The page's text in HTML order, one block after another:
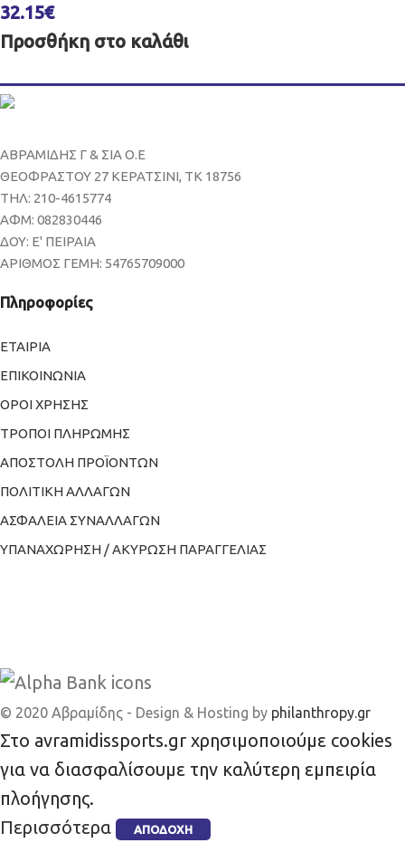
32.15€
Προσθήκη στο καλάθι
ΑΒΡΑΜΙΔΗΣ Γ & ΣΙΑ Ο.Ε
ΘΕΟΦΡΑΣΤΟΥ 27 ΚΕΡΑΤΣΙΝΙ, ΤΚ 18756
ΤΗΛ: 210-4615774
ΑΦΜ: 082830446
ΔΟΥ: Ε' ΠΕΙΡΑΙΑ
ΑΡΙΘΜΟΣ ΓΕΜΗ: 54765709000
Πληροφορίες
ΕΤΑΙΡΙΑ
ΕΠΙΚΟΙΝΩΝΙΑ
ΟΡΟΙ ΧΡΗΣΗΣ
ΤΡΟΠΟΙ ΠΛΗΡΩΜΗΣ
ΑΠΟΣΤΟΛΗ ΠΡΟΪΟΝΤΩΝ
ΠΟΛΙΤΙΚΗ ΑΛΛΑΓΩΝ
ΑΣΦΑΛΕΙΑ ΣΥΝΑΛΛΑΓΩΝ
ΥΠΑΝΑΧΩΡΗΣΗ / ΑΚΥΡΩΣΗ ΠΑΡΑΓΓΕΛΙΑΣ
© 2020 Αβραμίδης - Design & Hosting by philanthropy.gr
Στο avramidissports.gr χρησιμοποιούμε cookies
για να διασφαλίσουμε την καλύτερη εμπειρία
πλοήγησης.
Περισσότερα
ΑΠΟΔΟΧΉ